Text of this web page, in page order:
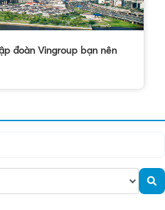
đoàn Vingroup bạn nên